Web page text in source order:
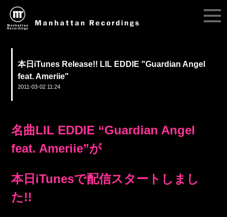
本日iTunes Release!! LIL EDDIE "Guardian Angel
feat. Ameriie"
2011-03-02 11:24
名曲LIL EDDIE “Guardian Angel
feat. Ameriie”が
本日iTunesで配信スタートしまし
た!!